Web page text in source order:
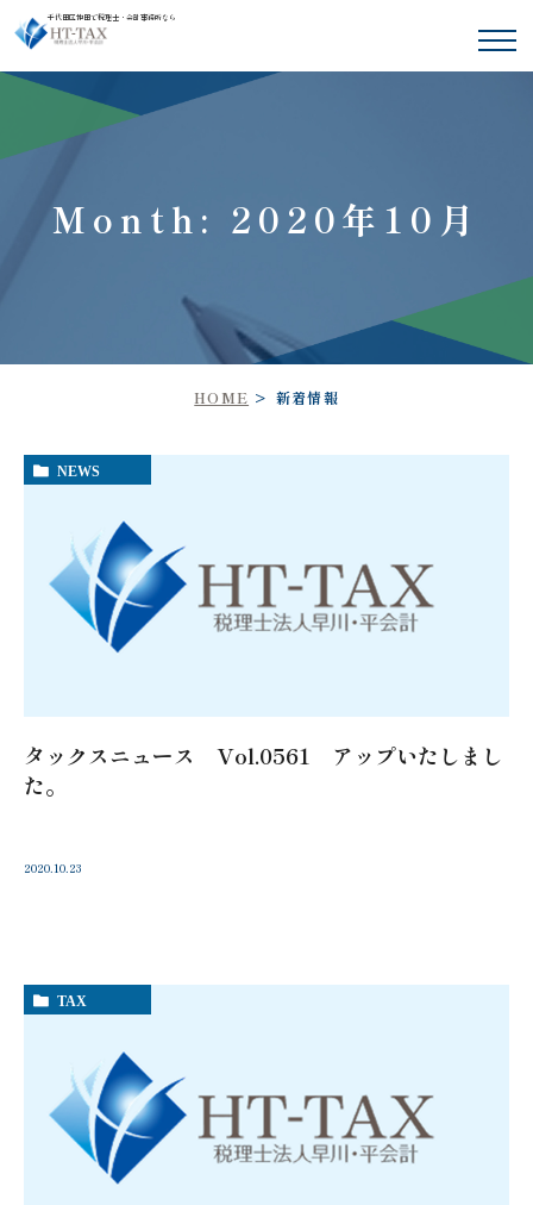
千代田区神田で税理士・会計事務所なら
Month: 2020年10月
HOME 新着情報
NEWS
タックスニュース Vol.0561 アップいたしまし
た。
2020.10.23
TAX